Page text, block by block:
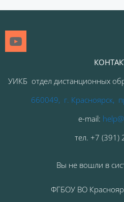
УИКБ отдел дистанционных
660049, г. Красноярск,
e-mail:
тел. +7 (391)
Вы не вошли в
ФГБОУ ВО